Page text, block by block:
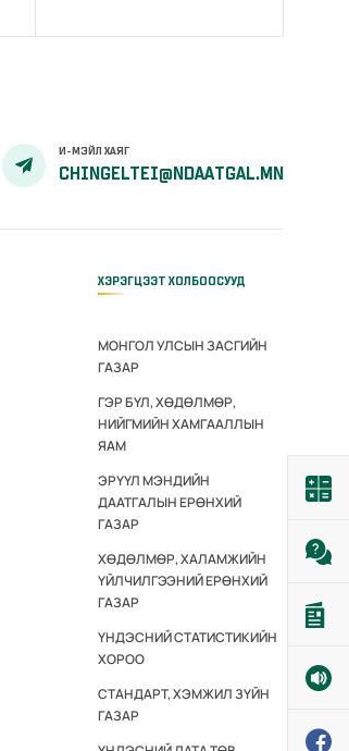
И-МЭЙЛ ХАЯГ
CHINGELTEI@NDAATGAL.MN
ХЭРЭГЦЭЭТ ХОЛБООСУУД
МОНГОЛ УЛСЫН ЗАСГИЙН
ГАЗАР
ГЭР БҮЛ, ХӨДӨЛМӨР,
НИЙГМИЙН ХАМГААЛЛЫН
ЯАМ
ЭРҮҮЛ МЭНДИЙН
ДААТГАЛЫН ЕРӨНХИЙ
ГАЗАР
ХӨДӨЛМӨР, ХАЛАМЖИЙН
ҮЙЛЧИЛГЭЭНИЙ ЕРӨНХИЙ
ГАЗАР
ҮНДЭСНИЙ СТАТИСТИКИЙН
ХОРОО
СТАНДАРТ, ХЭМЖИЛ ЗҮЙН
ГАЗАР